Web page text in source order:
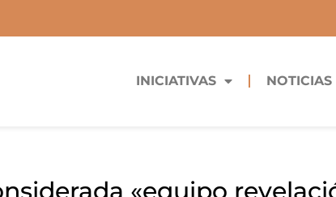
INICIATIVAS NOTICIAS
«equipo